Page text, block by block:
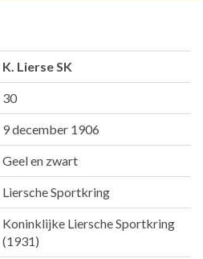
K. Lierse SK
30
9 december 1906
Geel en zwart
Liersche Sportkring
Koninklijke Liersche Sportkring
(1931)